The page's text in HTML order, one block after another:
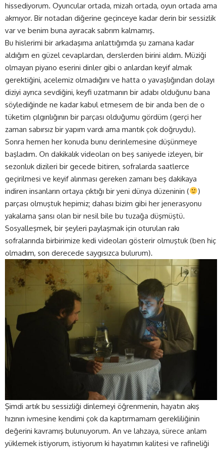
hissediyorum. Oyuncular ortada, mizah ortada, oyun ortada ama
akmıyor. Bir notadan diğerine geçinceye kadar derin bir sessizlik
var ve benim buna ayıracak sabrım kalmamış.
Bu hislerimi bir arkadaşıma anlattığımda şu zamana kadar
aldığım en güzel cevaplardan, derslerden birini aldım. Müziği
olmayan piyano eserini dinler gibi o anlardan keyif almak
gerektiğini, acelemiz olmadığını ve hatta o yavaşlığından dolayı
diziyi ayrıca sevdiğini, keyfi uzatmanın bir adabı olduğunu bana
söylediğinde ne kadar kabul etmesem de bir anda ben de o
tüketim çılgınlığının bir parçası olduğumu gördüm (gerçi her
zaman sabırsız bir yapım vardı ama mantık çok doğruydu).
Sonra hemen her konuda bunu derinlemesine düşünmeye
başladım. On dakikalık videoları on beş saniyede izleyen, bir
sezonluk dizileri bir gecede bitiren, sofralarda saatlerce
geçirilmesi ve keyif alınması gereken zamanı beş dakikaya
indiren insanların ortaya çıktığı bir yeni dünya düzeninin (
)
parçası olmuştuk hepimiz; dahası bizim gibi her jenerasyonu
yakalama şansı olan bir nesil bile bu tuzağa düşmüştü.
Sosyalleşmek, bir şeyleri paylaşmak için oturulan rakı
sofralarında birbirimize kedi videoları gösterir olmuştuk (ben hiç
olmadım, son derecede saygısızca bulurum).
Şimdi artık bu sessizliği dinlemeyi öğrenmenin, hayatın akış
hızının ivmesine kendimi çok da kaptırmamam gerekliliğinin
değerini kavramış bulunuyorum. An ve lahzaya, sürece anlam
yüklemek istiyorum, istiyorum ki hayatımın kalitesi ve rafineliği